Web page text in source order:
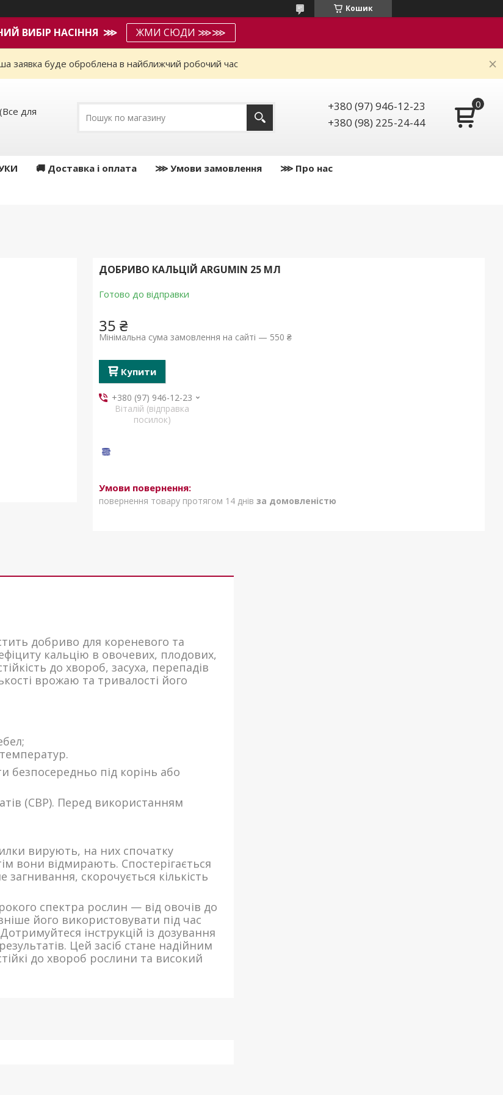
Кошик
ВИБІР НАСІННЯ ⋙ ЖМИ СЮДИ ⋙⋙
заявка буде оброблена в найближчий робочий час
для
+380 (97) 946-12-23
+380 (98) 225-24-44
🚚 Доставка і оплата ⋙ Умови замовлення
⋙ Про нас
ДОБРИВО КАЛЬЦІЙ ARGUMIN 25 МЛ
Готово до відправки
35 ₴
Мінімальна сума замовлення на сайті — 550 ₴
Купити
+380 (97) 946-12-23
Віталій (відправка
посилок)
повернення товару протягом 14 днів за домовленістю
добриво для кореневого та
кальцію в овочевих, плодових,
до хвороб, засуха, перепадів
врожаю та тривалості його
безпосередньо під корінь або
(СВР). Перед використанням
вирують, на них спочатку
вони відмирають. Спостерігається
скорочується кількість
спектра рослин — від овочів до
його використовувати під час
інструкцій із дозування
Цей засіб стане надійним
до хвороб рослини та високий